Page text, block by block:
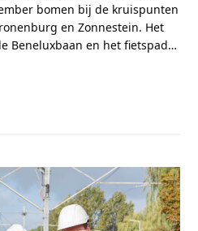
bomen bij de kruispunten
en Zonnestein. Het
Beneluxbaan en het fietspad…